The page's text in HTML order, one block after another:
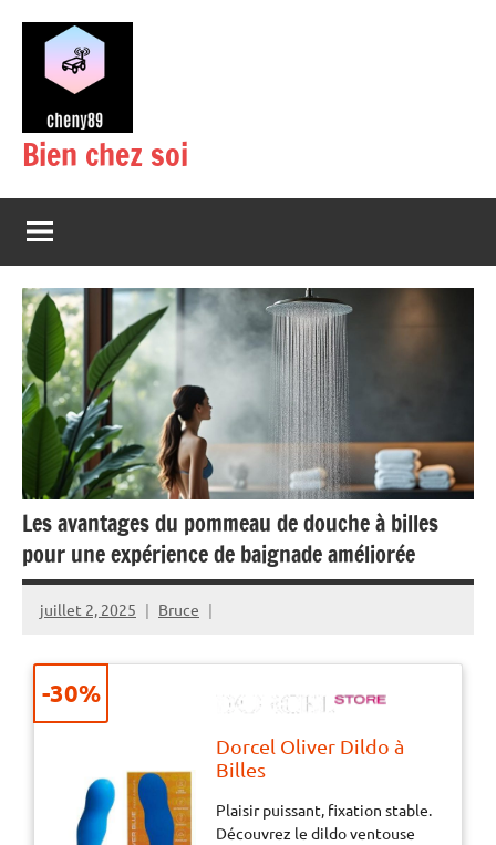
contenu
Bien chez soi
Les avantages du pommeau de douche à billes
pour une expérience de baignade améliorée
juillet 2, 2025 Bruce
Dorcel Oliver Dildo à
Billes
Plaisir puissant, fixation stable.
Découvrez le dildo ventouse
-30%